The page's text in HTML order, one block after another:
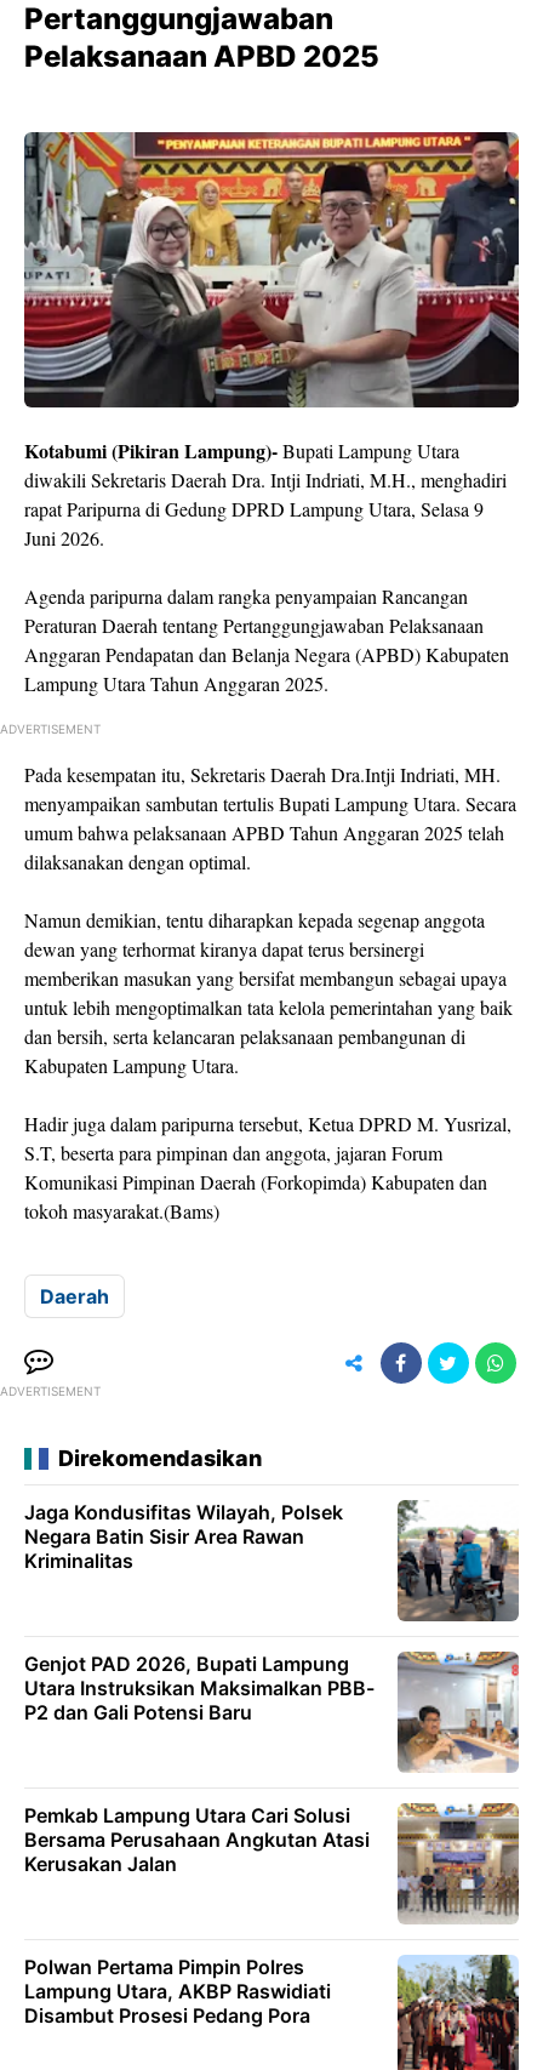
Pertanggungjawaban
Pelaksanaan APBD 2025
Kotabumi (Pikiran Lampung)-Bupati Lampung Utara
diwakili Sekretaris Daerah Dra. Intji Indriati, M.H., menghadiri
rapat Paripurna di Gedung DPRD Lampung Utara, Selasa 9
Juni 2026.
Agenda paripurna dalam rangka penyampaian Rancangan
Peraturan Daerah tentang Pertanggungjawaban Pelaksanaan
Anggaran Pendapatan dan Belanja Negara (APBD) Kabupaten
Lampung Utara Tahun Anggaran 2025.
ADVERTISEMENT
Pada kesempatan itu, Sekretaris Daerah Dra.Intji Indriati, MH.
menyampaikan sambutan tertulis Bupati Lampung Utara. Secara
umum bahwa pelaksanaan APBD Tahun Anggaran 2025 telah
dilaksanakan dengan optimal.
Namun demikian, tentu diharapkan kepada segenap anggota
dewan yang terhormat kiranya dapat terus bersinergi
memberikan masukan yang bersifat membangun sebagai upaya
untuk lebih mengoptimalkan tata kelola pemerintahan yang baik
dan bersih, serta kelancaran pelaksanaan pembangunan di
Kabupaten Lampung Utara.
Hadir juga dalam paripurna tersebut, Ketua DPRD M. Yusrizal,
S.T, beserta para pimpinan dan anggota, jajaran Forum
Komunikasi Pimpinan Daerah (Forkopimda) Kabupaten dan
tokoh masyarakat.(Bams)
Daerah
ADVERTISEMENT
Direkomendasikan
Jaga Kondusifitas Wilayah, Polsek
Negara Batin Sisir Area Rawan
Kriminalitas
Genjot PAD 2026, Bupati Lampung
Utara Instruksikan Maksimalkan PBB-
P2 dan Gali Potensi Baru
Pemkab Lampung Utara Cari Solusi
Bersama Perusahaan Angkutan Atasi
Kerusakan Jalan
Polwan Pertama Pimpin Polres
Lampung Utara, AKBP Raswidiati
Disambut Prosesi Pedang Pora